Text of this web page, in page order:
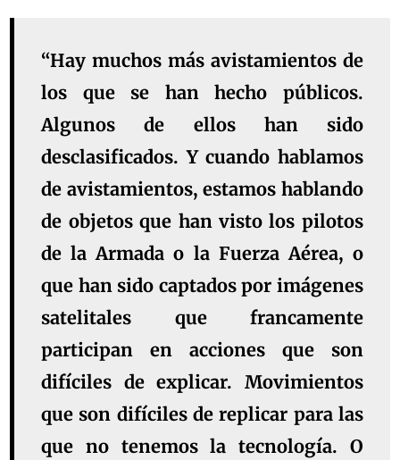
“Hay muchos más avistamientos de
los que se han hecho públicos.
Algunos de ellos han sido
desclasificados. Y cuando hablamos
de avistamientos, estamos hablando
de objetos que han visto los pilotos
de la Armada o la Fuerza Aérea, o
que han sido captados por imágenes
satelitales que francamente
participan en acciones que son
difíciles de explicar. Movimientos
que son difíciles de replicar para las
que no tenemos la tecnología. O